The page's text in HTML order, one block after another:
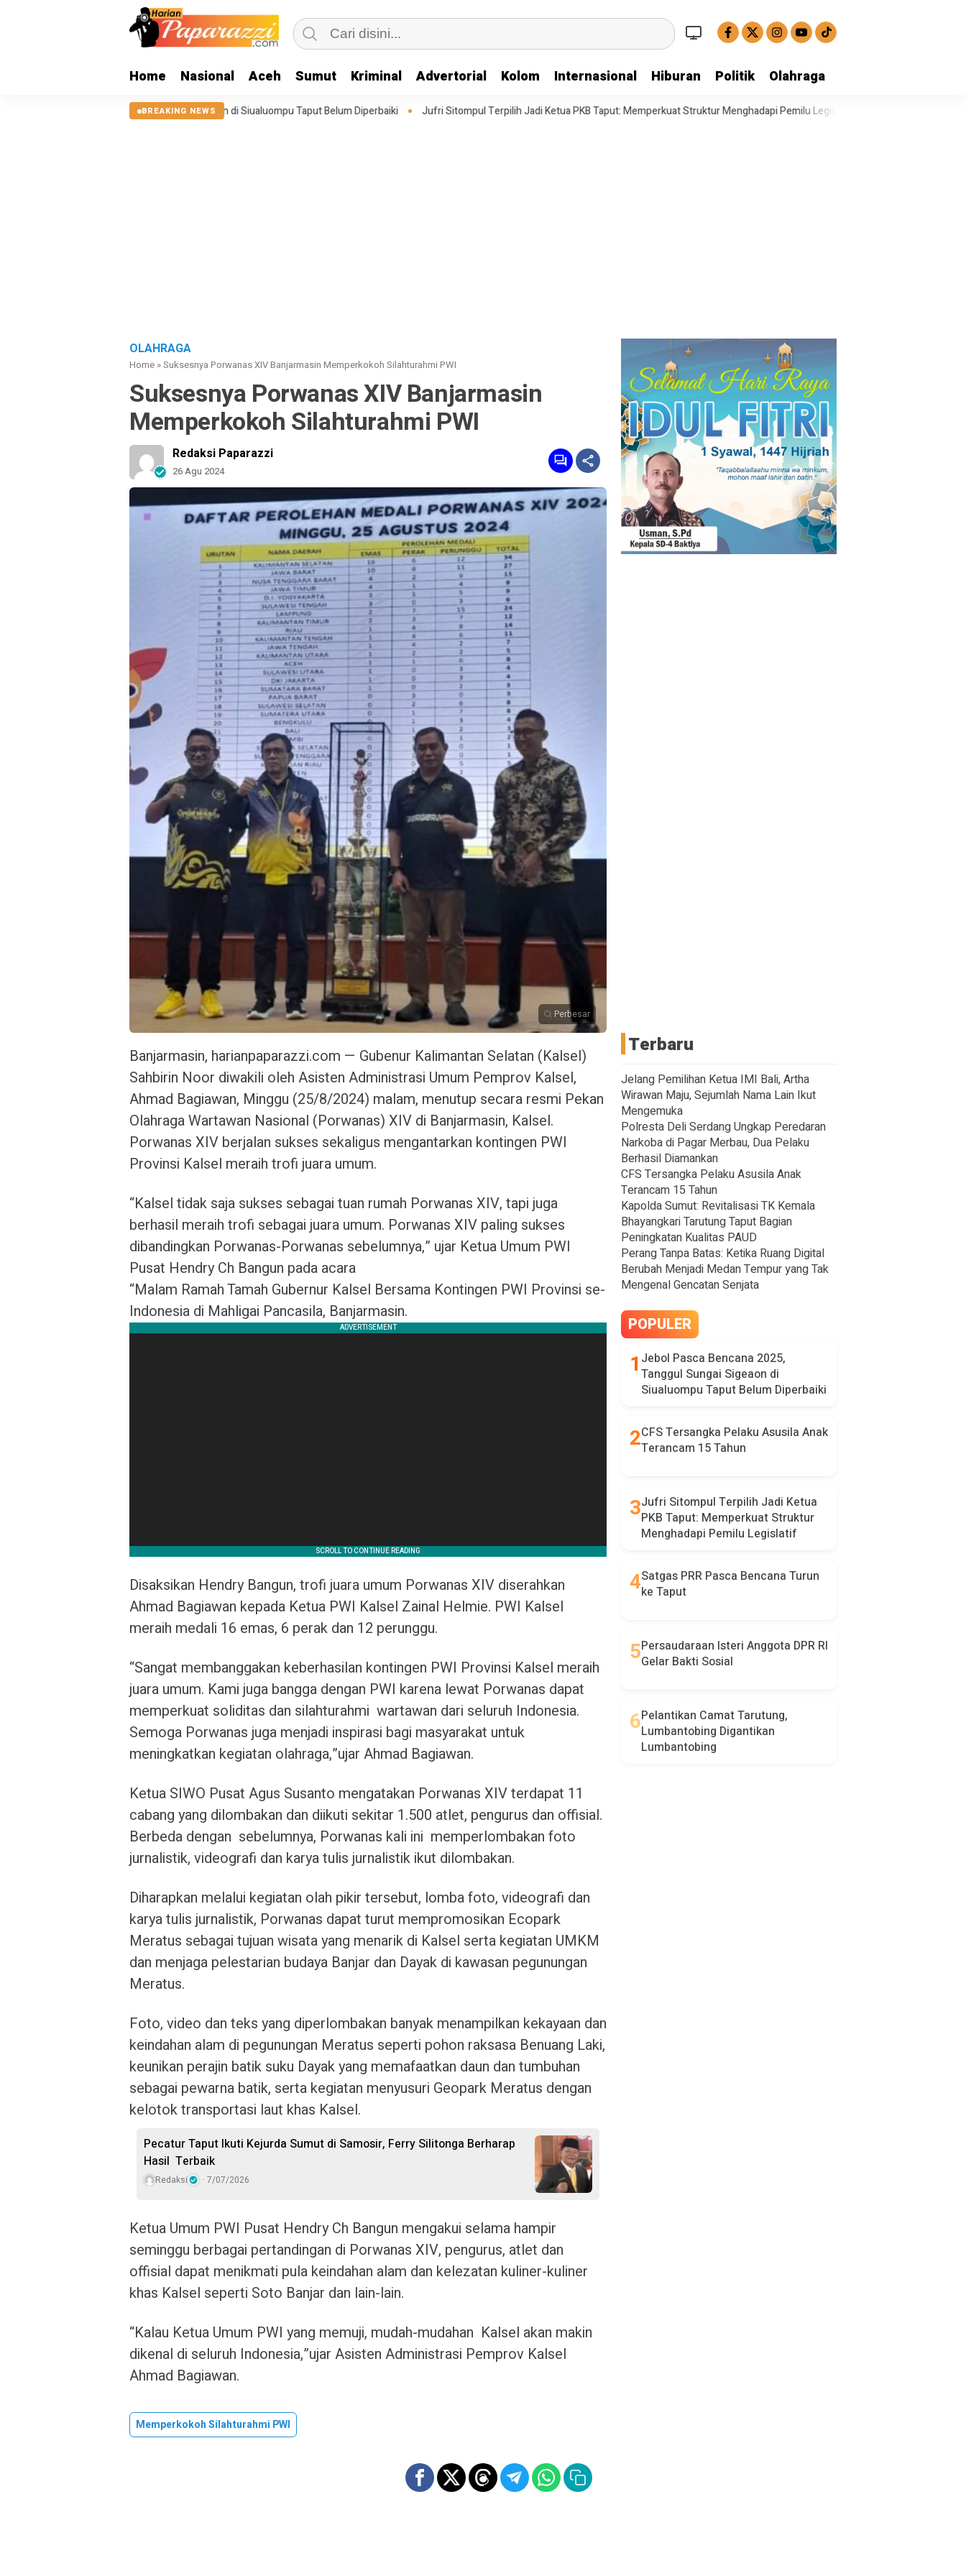
Home Nasional Aceh Sumut Kriminal Advertorial Kolom Internasional Hiburan Politik Olahraga
BREAKING NEWS
Tanggul Sungai Sigeaon di Siualuompu Taput Belum Diperbaiki Jufri Sitompul Terpilih Jadi Ketua PKB Taput: Memperkuat Struktur Menghadapi Pemilu Legislatif Operasi Satresnarkoba Polresta Deli
OLAHRAGA
Home »Suksesnya Porwanas XIV Banjarmasin Memperkokoh Silahturahmi PWI
Suksesnya Porwanas XIV Banjarmasin
Memperkokoh Silahturahmi PWI
Redaksi Paparazzi
26 Agu 2024
Perbesar
Banjarmasin, harianpaparazzi.com — Gubenur Kalimantan Selatan (Kalsel)
Sahbirin Noor diwakili oleh Asisten Administrasi Umum Pemprov Kalsel,
Ahmad Bagiawan, Minggu (25/8/2024) malam, menutup secara resmi Pekan
Olahraga Wartawan Nasional (Porwanas) XIV di Banjarmasin, Kalsel.
Porwanas XIV berjalan sukses sekaligus mengantarkan kontingen PWI
Provinsi Kalsel meraih trofi juara umum.
“Kalsel tidak saja sukses sebagai tuan rumah Porwanas XIV, tapi juga
berhasil meraih trofi sebagai juara umum. Porwanas XIV paling sukses
dibandingkan Porwanas-Porwanas sebelumnya,” ujar Ketua Umum PWI
Pusat Hendry Ch Bangun pada acara
“Malam Ramah Tamah Gubernur Kalsel Bersama Kontingen PWI Provinsi se-
Indonesia di Mahligai Pancasila, Banjarmasin.
Disaksikan Hendry Bangun, trofi juara umum Porwanas XIV diserahkan
Ahmad Bagiawan kepada Ketua PWI Kalsel Zainal Helmie. PWI Kalsel
meraih medali 16 emas, 6 perak dan 12 perunggu.
“Sangat membanggakan keberhasilan kontingen PWI Provinsi Kalsel meraih
juara umum. Kami juga bangga dengan PWI karena lewat Porwanas dapat
memperkuat soliditas dan silahturahmi wartawan dari seluruh Indonesia.
Semoga Porwanas juga menjadi inspirasi bagi masyarakat untuk
meningkatkan kegiatan olahraga,”ujar Ahmad Bagiawan.
Ketua SIWO Pusat Agus Susanto mengatakan Porwanas XIV terdapat 11
cabang yang dilombakan dan diikuti sekitar 1.500 atlet, pengurus dan offisial.
Berbeda dengan sebelumnya, Porwanas kali ini memperlombakan foto
jurnalistik, videografi dan karya tulis jurnalistik ikut dilombakan.
Diharapkan melalui kegiatan olah pikir tersebut, lomba foto, videografi dan
karya tulis jurnalistik, Porwanas dapat turut mempromosikan Ecopark
Meratus sebagai tujuan wisata yang menarik di Kalsel serta kegiatan UMKM
dan menjaga pelestarian budaya Banjar dan Dayak di kawasan pegunungan
Meratus.
Foto, video dan teks yang diperlombakan banyak menampilkan kekayaan dan
keindahan alam di pegunungan Meratus seperti pohon raksasa Benuang Laki,
keunikan perajin batik suku Dayak yang memafaatkan daun dan tumbuhan
sebagai pewarna batik, serta kegiatan menyusuri Geopark Meratus dengan
kelotok transportasi laut khas Kalsel.
Pecatur Taput Ikuti Kejurda Sumut di Samosir, Ferry Silitonga Berharap
Hasil Terbaik
Redaksi 7/07/2026
Ketua Umum PWI Pusat Hendry Ch Bangun mengakui selama hampir
seminggu berbagai pertandingan di Porwanas XIV, pengurus, atlet dan
offisial dapat menikmati pula keindahan alam dan kelezatan kuliner-kuliner
khas Kalsel seperti Soto Banjar dan lain-lain.
“Kalau Ketua Umum PWI yang memuji, mudah-mudahan Kalsel akan makin
dikenal di seluruh Indonesia,”ujar Asisten Administrasi Pemprov Kalsel
Ahmad Bagiawan.
Memperkokoh Silahturahmi PWI
Terbaru
Jelang Pemilihan Ketua IMI Bali, Artha
Wirawan Maju, Sejumlah Nama Lain Ikut
Mengemuka
Polresta Deli Serdang Ungkap Peredaran
Narkoba di Pagar Merbau, Dua Pelaku
Berhasil Diamankan
CFS Tersangka Pelaku Asusila Anak
Terancam 15 Tahun
Kapolda Sumut: Revitalisasi TK Kemala
Bhayangkari Tarutung Taput Bagian
Peningkatan Kualitas PAUD
Perang Tanpa Batas: Ketika Ruang Digital
Berubah Menjadi Medan Tempur yang Tak
Mengenal Gencatan Senjata
POPULER
Jebol Pasca Bencana 2025,
Tanggul Sungai Sigeaon di
Siualuompu Taput Belum Diperbaiki
CFS Tersangka Pelaku Asusila Anak
Terancam 15 Tahun
Jufri Sitompul Terpilih Jadi Ketua
PKB Taput: Memperkuat Struktur
Menghadapi Pemilu Legislatif
Satgas PRR Pasca Bencana Turun
ke Taput
Persaudaraan Isteri Anggota DPR RI
Gelar Bakti Sosial
Pelantikan Camat Tarutung,
Lumbantobing Digantikan
Lumbantobing